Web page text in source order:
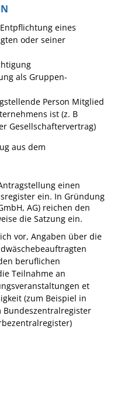
gesucht!
Baum- und
MICH!“
eines
oder seiner
als Gruppen-
Person Mitglied
ist (z. B
Gesellschaftervertrag)
aus dem
einen
ein. In Gründung
AG) reichen den
die Satzung ein.
vor, Angaben über die
beruflichen
Teilnahme an
et
(zum Beispiel in
Bundeszentralregister